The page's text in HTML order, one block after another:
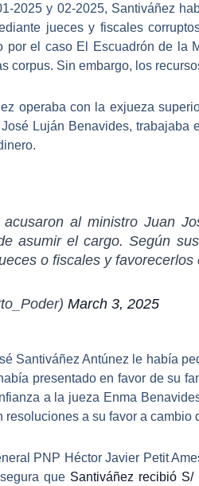
2025 y 02-2025, Santiváñez
jueces y fiscales
por el caso El Escuadrón de la
corpus. Sin embargo, los
operaba con la exjueza
Luján Benavides,
al ministro Juan
asumir el cargo. Según
o fiscales y
March 3, 2025
Santiváñez Antúnez le había
presentado en favor de su
a la jueza Enma
a su favor a cambio
PNP Héctor Javier Petit
que Santiváñez recibió